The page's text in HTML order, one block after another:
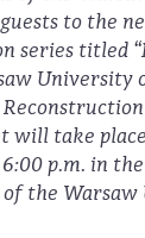
to the
series titled
University
will take
p.m. in
the